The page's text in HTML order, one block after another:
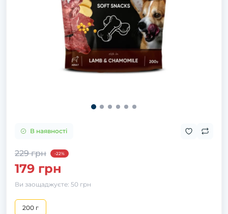
В наявності
229 грн -22%
179 грн
Ви заощаджуєте: 50 грн
200 г